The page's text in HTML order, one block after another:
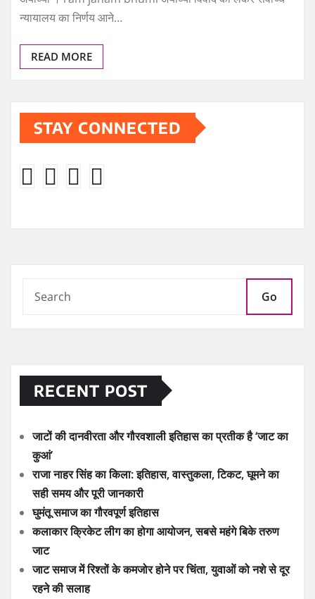
न्यायालय का निर्णय आने…
READ MORE
STAY CONNECTED
Go
RECENT POST
जाटों की दानवीरता और गौरवशाली इतिहास का प्रतीक है ‘जाट का
कुआं’
राजा नाहर सिंह का किला: इतिहास, वास्तुकला, टिकट, घूमने का
सही समय और पूरी जानकारी
घुमंतू समाज का गौरवपूर्ण इतिहास
कलाकार क्रिकेट लीग का होगा आयोजन, सबसे महंगे बिके तरुण
जाट
जाट समाज में रिश्तों के कमजोर होने पर चिंता, युवाओं को नशे से दूर
रहने की सलाह